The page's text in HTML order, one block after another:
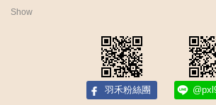
Show
羽禾粉絲團